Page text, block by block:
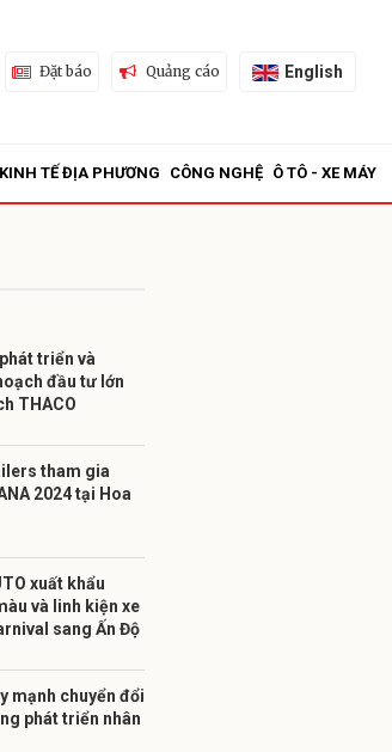
Đặt báo Quảng cáo English
KINH TẾ ĐỊA PHƯƠNG CÔNG NGHỆ Ô TÔ - XE MÁY
triển và
đầu tư lớn
THACO
tham gia
2024 tại Hoa
xuất khẩu
và linh kiện xe
sang Ấn Độ
mạnh chuyển đổi
phát triển nhân